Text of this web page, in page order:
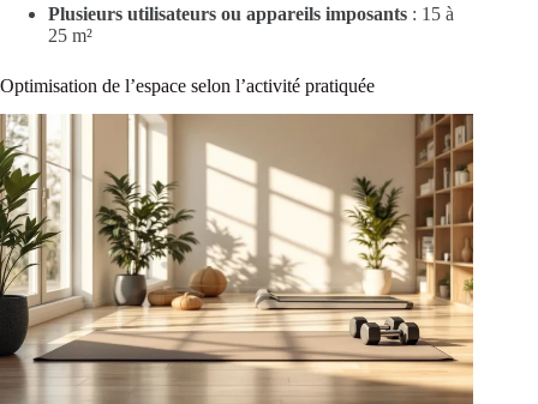
Plusieurs utilisateurs ou appareils imposants : 15 à
25 m²
Optimisation de l’espace selon l’activité pratiquée